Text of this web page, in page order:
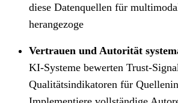
diese Datenquellen für
herangezoge
Vertrauen und Autorität
KI-Systeme bewerten Trust-
Qualitätsindikatoren für